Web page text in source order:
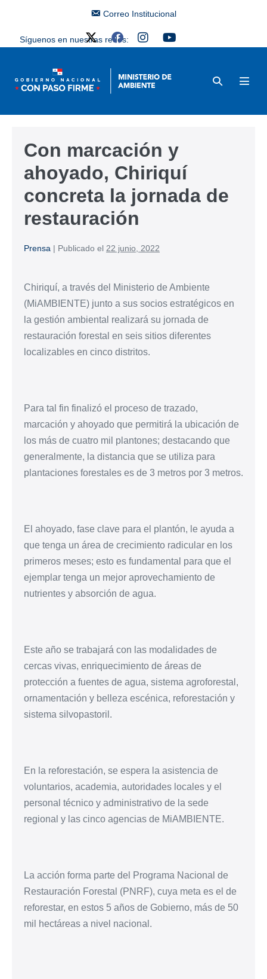
Correo Institucional
Síguenos en nuestras redes:
Con marcación y
ahoyado, Chiriquí
concreta la jornada de
restauración
Prensa | Publicado el 22 junio, 2022
Chiriquí, a través del Ministerio de Ambiente
(MiAMBIENTE) junto a sus socios estratégicos en
la gestión ambiental realizará su jornada de
restauración forestal en seis sitios diferentes
localizables en cinco distritos.
Para tal fin finalizó el proceso de trazado,
marcación y ahoyado que permitirá la ubicación de
los más de cuatro mil plantones; destacando que
generalmente, la distancia que se utiliza para
plantaciones forestales es de 3 metros por 3 metros.
El ahoyado, fase clave para el plantón, le ayuda a
que tenga un área de crecimiento radicular en los
primeros meses; esto es fundamental para que el
ejemplar tenga un mejor aprovechamiento de
nutrientes y absorción de agua.
Este año se trabajará con las modalidades de
cercas vivas, enriquecimiento de áreas de
protección a fuentes de agua, sistema agroforestal,
ornamentación y belleza escénica, reforestación y
sistema silvopastoril.
En la reforestación, se espera la asistencia de
voluntarios, academia, autoridades locales y el
personal técnico y administrativo de la sede
regional y las cinco agencias de MiAMBIENTE.
La acción forma parte del Programa Nacional de
Restauración Forestal (PNRF), cuya meta es el de
reforestar, en estos 5 años de Gobierno, más de 50
mil hectáreas a nivel nacional.